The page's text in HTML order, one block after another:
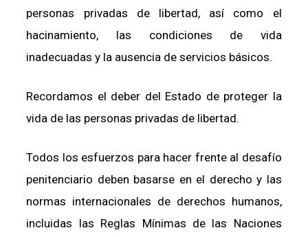
personas privadas de libertad, así como el
hacinamiento, las condiciones de vida
inadecuadas y la ausencia de servicios básicos.
Recordamos el deber del Estado de proteger la
vida de las personas privadas de libertad.
Todos los esfuerzos para hacer frente al desafío
penitenciario deben basarse en el derecho y las
normas internacionales de derechos humanos,
incluidas las Reglas Mínimas de las Naciones